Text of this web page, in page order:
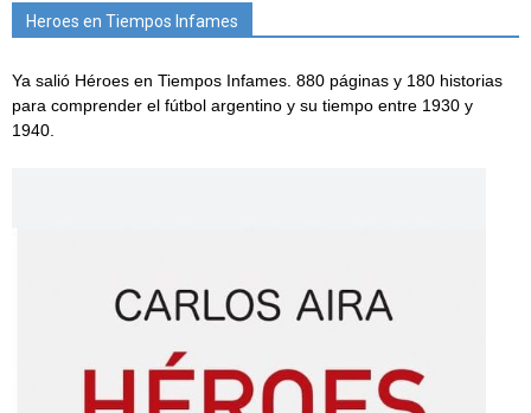
Heroes en Tiempos Infames
Ya salió Héroes en Tiempos Infames. 880 páginas y 180 historias
para comprender el fútbol argentino y su tiempo entre 1930 y
1940.